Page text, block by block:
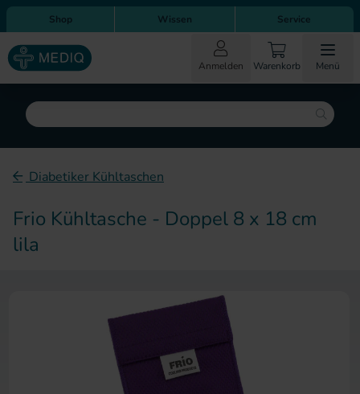
Direkt zum Inhalt
Direkt zur Hauptnavigation
Shop Wissen Service
Anmelden Warenkorb Menü
Suche
Diabetiker Kühltaschen
Frio Kühltasche - Doppel 8 x 18 cm
lila
Zum Ende der Bildergalerie